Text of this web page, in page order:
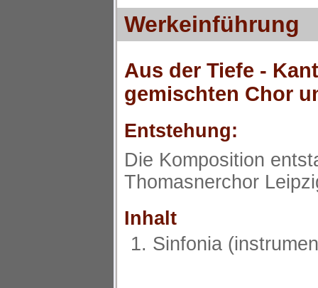
Werkeinführung
Aus der Tiefe -
gemischten Chor
Entstehung:
Die Komposition
Thomasnerchor
Inhalt
Sinfonia